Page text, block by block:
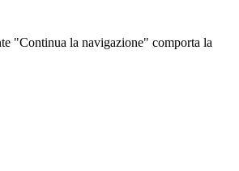
"Continua la navigazione" comporta la